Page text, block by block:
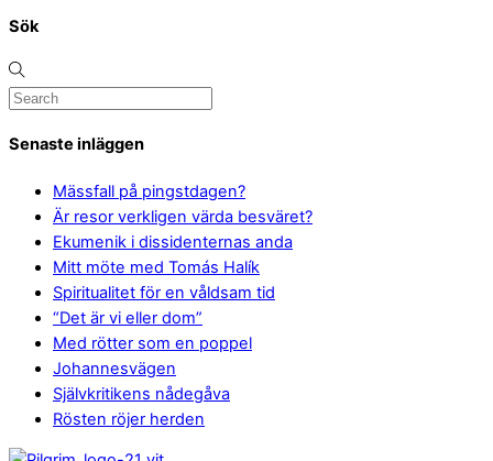
Sök
Senaste inläggen
Mässfall på pingstdagen?
Är resor verkligen värda besväret?
Ekumenik i dissidenternas anda
Mitt möte med Tomás Halík
Spiritualitet för en våldsam tid
“Det är vi eller dom”
Med rötter som en poppel
Johannesvägen
Självkritikens nådegåva
Rösten röjer herden